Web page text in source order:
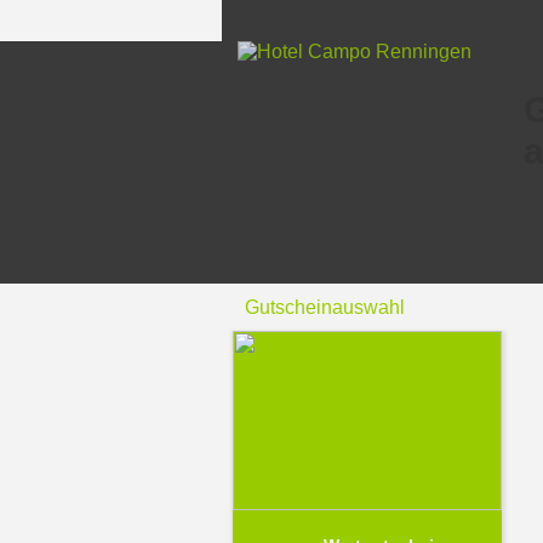
Gutscheinauswahl